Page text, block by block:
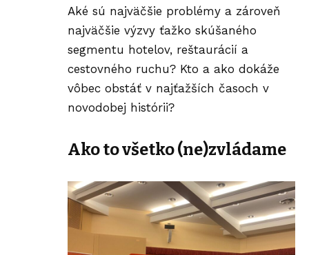
Aké sú najväčšie problémy a zároveň
najväčšie výzvy ťažko skúšaného
segmentu hotelov, reštaurácií a
cestovného ruchu? Kto a ako dokáže
vôbec obstáť v najťažších časoch v
novodobej histórii?
Ako to všetko (ne)zvládame